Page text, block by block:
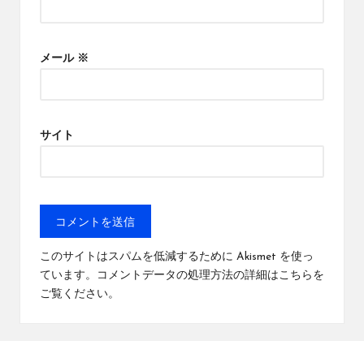
メール ※
サイト
このサイトはスパムを低減するために Akismet を使っ
ています。
コメントデータの処理方法の詳細はこちらを
ご覧ください。